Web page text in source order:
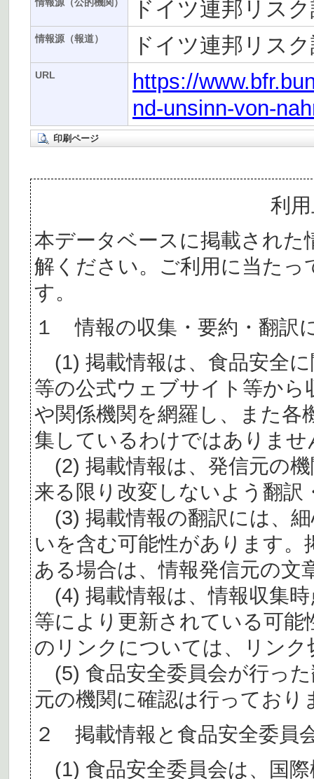
情報源（公的機関） ドイツ連邦リス
情報源（報道） ドイツ連邦リス
URL
https://
nd-unsinn-von-
印刷ページ
利
本データベースに掲載された
解ください。ご利用に当た
す。
１ 情報の収集・要約・翻訳
(1) 掲載情報は、食品安全
等の公式ウェブサイト等か
や関係機関を網羅し、また各
集しているわけではありませ
(2) 掲載情報は、発信元の
来る限り改変しないよう翻訳
(3) 掲載情報の翻訳には、
いを含む可能性があります。
ある場合は、情報発信元の文
(4) 掲載情報は、情報収集
等により更新されている可
のリンクについては、リン
(5) 食品安全委員会が行っ
元の機関に確認は行っており
２ 掲載情報と食品安全委員
(1) 食品安全委員会は、国